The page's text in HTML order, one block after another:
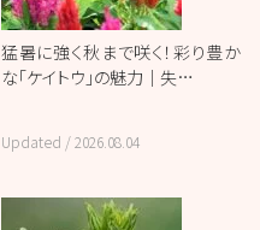
猛暑に強く秋まで咲く！彩り豊か
な「ケイトウ」の魅力｜失…
Updated /2026.08.04